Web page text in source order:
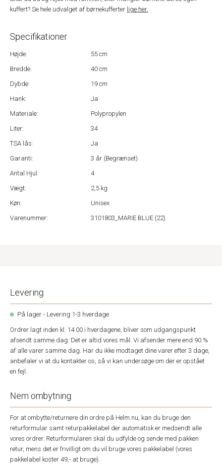
kuffert? Se hele udvalget af børnekufferter lige her.
Specifikationer
Højde:
55 cm
Bredde:
40 cm
Dybde:
19 cm
Hank:
Ja
Materiale:
Polypropylen
Liter:
34
TSA lås:
Ja
Garanti:
3 år (Begrænset)
Antal Hjul:
4
Vægt:
2,5 kg
Køn:
Unisex
Varenummer:
3101803_MARIE BLUE (22)
Levering
På lager - Levering 1-3 hverdage
Ordrer lagt inden kl. 14.00 i hverdagene, bliver som udgangspunkt
afsendt samme dag. Det er altid vores mål. Vi afsender mere end 90 %
af alle varer samme dag. Har du ikke modtaget dine varer efter 3 dage,
anbefaler vi at du kontakter os, så vi kan undersøge om der er opstået
en fejl.
Nem ombytning
For at ombytte/returnere din ordre på Helm.nu, kan du bruge den
returformular samt returpakkelabel der automatisk er medsendt alle
vores ordrer. Returformularen skal du udfylde og sende med pakken
retur, mens det er frivilligt om du vil bruge vores pakkelabel (vores
pakkelabel koster 49,- at bruge).